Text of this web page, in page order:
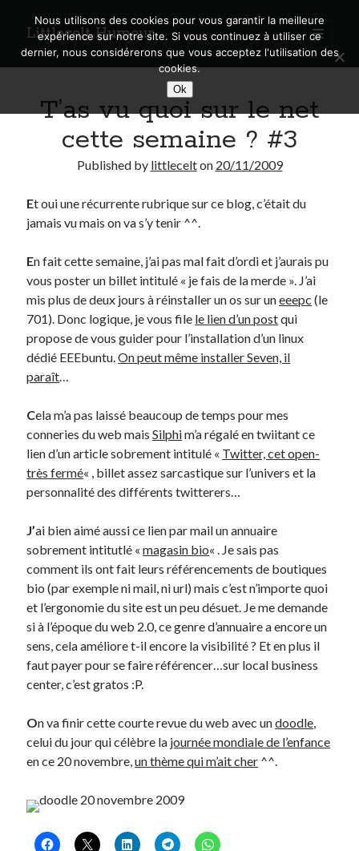
Littlecelt Humeur
open
primary
menu
Sidebar
Search
Derniers articles
Explorez les Chemins Enchantés à Vélo : Aventures Familiales près de
Lyon !
Quel Lyonnais es-tu, Renaud Ducher ?
A quand une véritable place pour le vélo à Caluire dans la Métropole de
Lyon ?
Comment je vis ma vie sur un vélo
Entretien ménager dans
T’as vu quoi ? #52
JF
dans
C’était pas mieux avant… à Lyon
littlecelt
dans
Comment j’ai opéré ma vélorution toute personnelle
dans Comment j’ai opéré ma vélorution toute personnelle
Commentaires récents
Entretien ménagerdansT’as vu quoi ? #52
JF dansC’était pas mieux avant… à Lyon
littleceltdansComment j’ai opéré ma vélorution toute personnelle
AnthonydansComment j’ai opéré ma vélorution toute personnelle
Renaud DucherdansComment j’ai opéré ma vélorution toute
On parle de quoi ?
Bon plan du dimanche
Daddy
T’as vu quoi sur le net
cette semaine ? #3
Published by littlecelton 20/11/2009
Et oui une récurrente rubrique sur ce blog, c’était du
jamais vu mais on va s’y tenir ^^.
En fait cette semaine, j’ai pas mal fait d’ordi et j’aurais pu
vous poster un billet intitulé « je fais de la merde ». J’ai
mis plus de deux jours à réinstaller un os sur uneeepc (le
701). Donc logique, je vous file le lien d’un postqui
propose de vous guider pour l’installation d’un linux
dédié EEEbuntu.On peut même installer Seven, il
paraît…
Cela m’a pas laissé beaucoup de temps pour mes
conneries du web maisSilphim’a régalé en twiitant ce
lien d’un article sobrement intitulé « Twitter, cet open-
très fermé« , billet assez sarcastique sur l’univers et la
personnalité des différents twitterers…
J’ai bien aimé aussi ce lien par mail un annuaire
sobrement intitutlé «magasin bio« . Je sais pas
comment ils ont fait leurs référencements de boutiques
bio (par exemple ni mail, ni url) mais c’est n’importe quoi
et l’ergonomie du site est un peu désuet. Je me demande
si à l’époque du web 2.0, ce genre d’annuaire a encore un
sens, cela améliore t-il encore la visibilité ? Et en plus il
faut payer pour se faire référencer…sur local business
center, c’est gratos :P.
On va finir cette courte revue du web avec undoodle,
celui du jour qui célèbre la journée mondiale de l’enfance
en ce 20 novembre,un thème qui m’ait cher ^^.
Nous utilisons des cookies pour vous garantir la meilleure
expérience sur notre site. Si vous continuez à utiliser ce
dernier, nous considérerons que vous acceptez l'utilisation des
cookies.
Ok